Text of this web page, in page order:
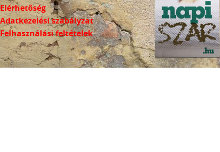
Elérhetőség
Adatkezelési szabályzat
Felhasználási feltételek